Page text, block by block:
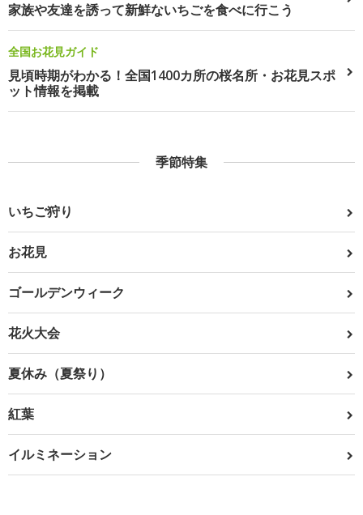
家族や友達を誘って新鮮ないちごを食べに行こう
全国お花見ガイド
見頃時期がわかる！全国1400カ所の桜名所・お花見スポ
ット情報を掲載
季節特集
いちご狩り
お花見
ゴールデンウィーク
花火大会
夏休み（夏祭り）
紅葉
イルミネーション